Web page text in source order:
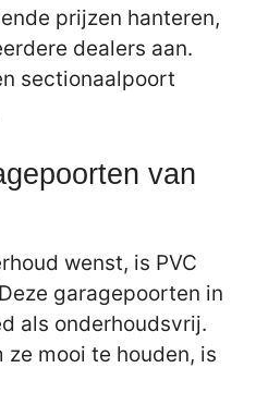
prijzen hanteren,
dealers aan.
sectionaalpoort
van
wenst, is PVC
garagepoorten in
als onderhoudsvrij.
ze mooi te houden, is